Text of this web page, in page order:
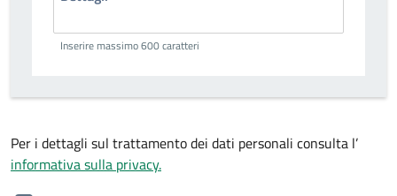
Inserire massimo 600 caratteri
Per i dettagli sul trattamento dei dati personali consulta l’
informativa sulla privacy.